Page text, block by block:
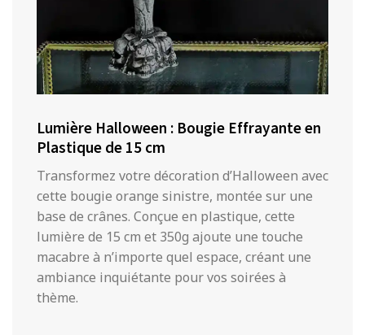
Lumière Halloween : Bougie Effrayante en
Plastique de 15 cm
Transformez votre décoration d’Halloween avec
cette bougie orange sinistre, montée sur une
base de crânes. Conçue en plastique, cette
lumière de 15 cm et 350g ajoute une touche
macabre à n’importe quel espace, créant une
ambiance inquiétante pour vos soirées à
thème.